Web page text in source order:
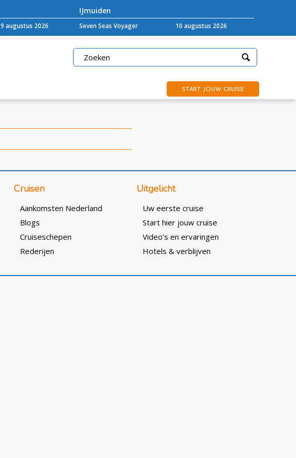
9 augustus 2026
IJmuiden
Seven Seas Voyager 10 augustus 2026
START JOUW CRUISE
Cruisen
Aankomsten Nederland
Blogs
Cruiseschepen
Rederijen
Uitgelicht
Uw eerste cruise
Start hier jouw cruise
Video’s en ervaringen
Hotels & verblijven